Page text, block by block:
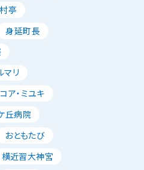
亭
身延町長
マリ
ア・ミユキ
丘病院
おともたび
横近習大神宮